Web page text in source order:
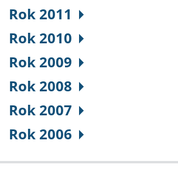
Rok 2011
Rok 2010
Rok 2009
Rok 2008
Rok 2007
Rok 2006